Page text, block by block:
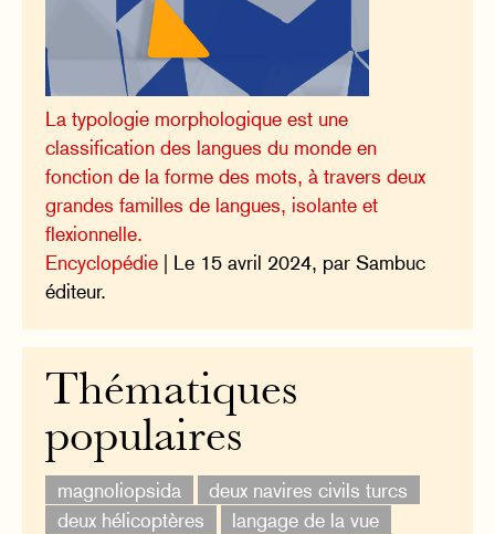
La typologie morphologique est une
classification des langues du monde en
fonction de la forme des mots, à travers deux
grandes familles de langues, isolante et
flexionnelle.
Encyclopédie | Le 15 avril 2024, par Sambuc
éditeur.
Thématiques
populaires
magnoliopsida
deux navires civils turcs
deux hélicoptères
langage de la vue